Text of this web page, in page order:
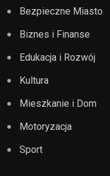
Bezpieczne Miasto
Biznes i Finanse
Edukacja i Rozwój
Kultura
Mieszkanie i Dom
Motoryzacja
Sport